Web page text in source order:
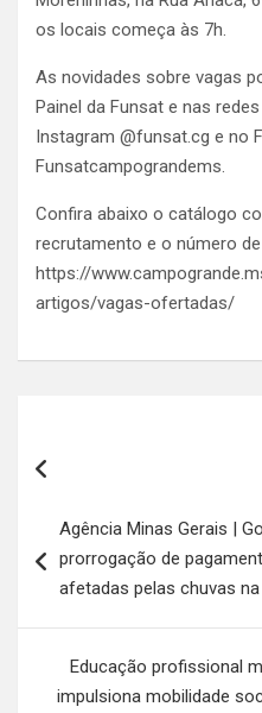
os locais começa às 7h.
As novidades sobre vagas
Painel da Funsat e nas
Instagram @funsat.cg e no
Funsatcampograndems.
Confira abaixo o catálogo
recrutamento e o número
https://
artigos/vagas-ofertadas/
de
Post
Agência Minas Gerais |
prorrogação de
afetadas pelas chuvas
Educação profissional
impulsiona mobilidade